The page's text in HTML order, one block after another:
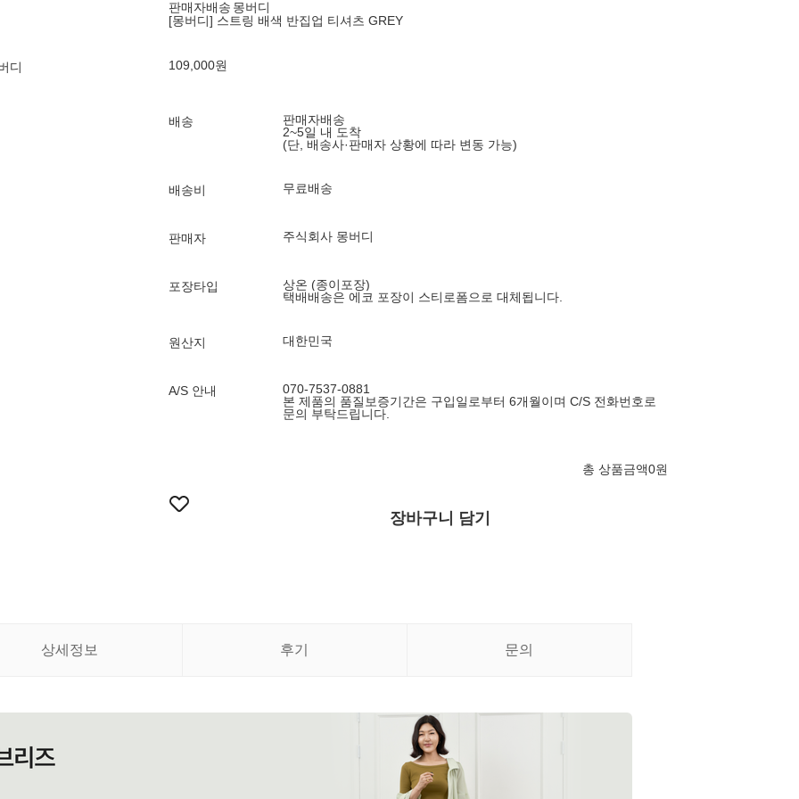
디
판매자배송 몽버디
[몽버디] 스트링 배색 반집업 티셔츠 GREY
109,000원
배송
판매자배송
2~5일 내 도착
(단, 배송사·판매자 상황에 따라 변동 가능)
배송비 무료배송
판매자 주식회사 몽버디
포장타입
상온 (종이포장)
택배배송은 에코 포장이 스티로폼으로 대체됩니다.
원산지 대한민국
A/S 안내
070-7537-0881
본 제품의 품질보증기간은 구입일로부터 6개월이며 C/S 전화번호로
문의 부탁드립니다.
총 상품금액0원
장바구니 담기
상세정보 후기 문의